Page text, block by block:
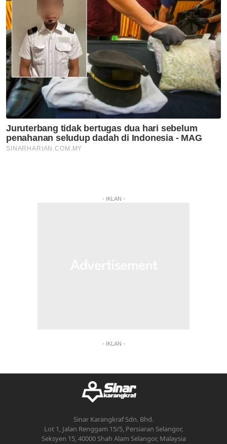
- IKLAN -
- IKLAN -
Sinar Karangkraf Sdn. Bhd.
Lot 1, Jalan Renggam 15/5, Persiaran Selangor,
Seksyen 15, 40000 Shah Alam Selangor, Malaysia